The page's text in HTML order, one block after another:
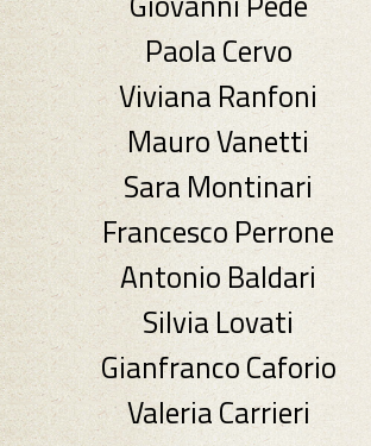
Paola Cervo
Viviana Ranfoni
Mauro Vanetti
Sara Montinari
Francesco Perrone
Antonio Baldari
Silvia Lovati
Gianfranco Caforio
Valeria Carrieri